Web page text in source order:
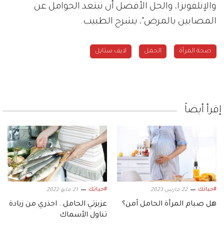
والإنلفونزا، والحل الأفضل أن تبتعد الحوامل عن
المصابين بالمرض"، يشرح الطبيب.
صحة المرأة الحمل لايف ستايل
إقرأ أيضاً
#حياتك 22 مارس 2023
هل صيام المرأة الحامل آمن؟
#حياتك 21 مايو 2022
عزيزتي الحامل.. احذري من زيادة
تناول الأسماك